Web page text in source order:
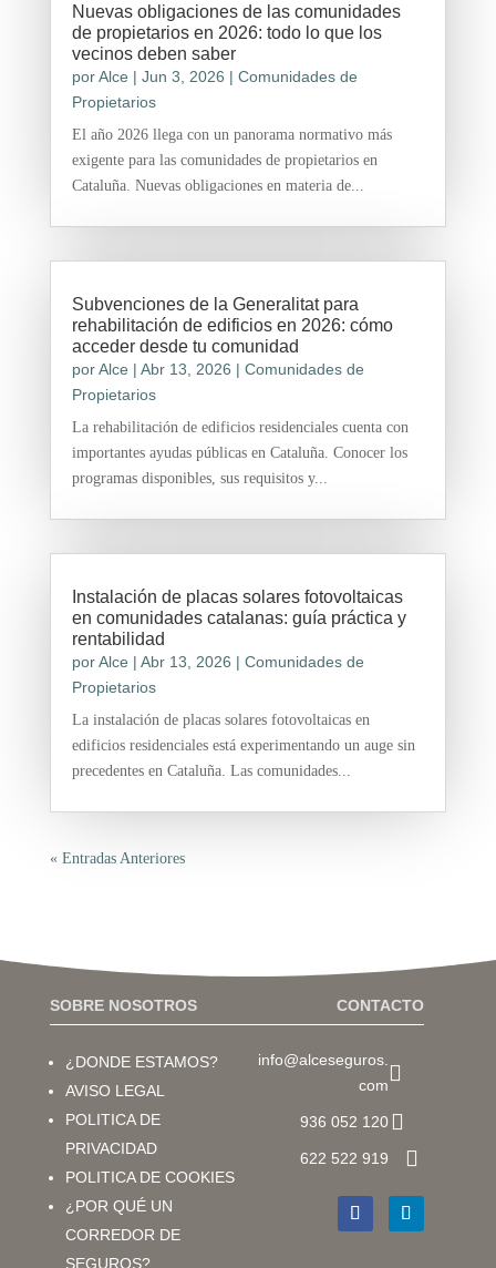
Nuevas obligaciones de las comunidades
de propietarios en 2026: todo lo que los
vecinos deben saber
porAlce | Jun 3, 2026 | Comunidades de
Propietarios
El año 2026 llega con un panorama normativo más
exigente para las comunidades de propietarios en
Cataluña. Nuevas obligaciones en materia de...
Subvenciones de la Generalitat para
rehabilitación de edificios en 2026: cómo
acceder desde tu comunidad
porAlce | Abr 13, 2026 | Comunidades de
Propietarios
La rehabilitación de edificios residenciales cuenta con
importantes ayudas públicas en Cataluña. Conocer los
programas disponibles, sus requisitos y...
Instalación de placas solares fotovoltaicas
en comunidades catalanas: guía práctica y
rentabilidad
porAlce | Abr 13, 2026 | Comunidades de
Propietarios
La instalación de placas solares fotovoltaicas en
edificios residenciales está experimentando un auge sin
precedentes en Cataluña. Las comunidades...
« Entradas Anteriores
SOBRE NOSOTROS
¿DONDE ESTAMOS?
AVISO LEGAL
POLITICA DE
PRIVACIDAD
POLITICA DE COOKIES
¿POR QUÉ UN
CORREDOR DE
SEGUROS?
CONTACTO

info@alceseguros.
com

936 052 120

622 522 919